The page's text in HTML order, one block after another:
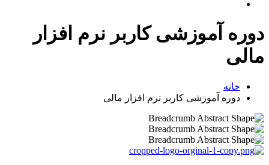
دوره آموزشی کاربر نرم افزار
مالی
خانه
دوره آموزشی کاربر نرم افزار مالی